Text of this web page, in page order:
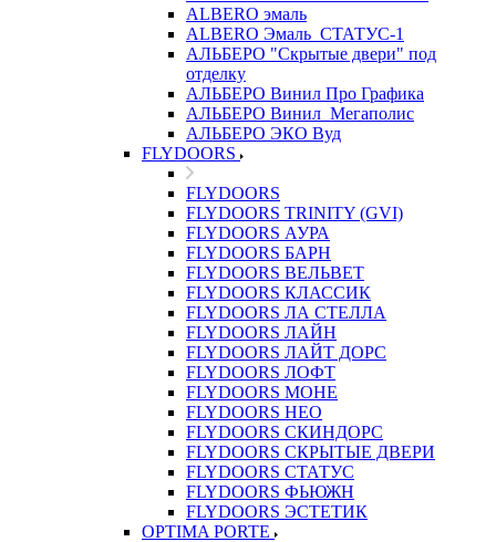
ALBERO эмаль
ALBERO Эмаль_СТАТУС-1
АЛЬБЕРО "Скрытые двери" под
отделку
АЛЬБЕРО Винил Про Графика
АЛЬБЕРО Винил_Мегаполис
АЛЬБЕРО ЭКО Вуд
FLYDOORS
FLYDOORS
FLYDOORS TRINITY (GVI)
FLYDOORS АУРА
FLYDOORS БАРН
FLYDOORS ВЕЛЬВЕТ
FLYDOORS КЛАССИК
FLYDOORS ЛА СТЕЛЛА
FLYDOORS ЛАЙН
FLYDOORS ЛАЙТ ДОРС
FLYDOORS ЛОФТ
FLYDOORS МОНЕ
FLYDOORS НЕО
FLYDOORS СКИНДОРС
FLYDOORS СКРЫТЫЕ ДВЕРИ
FLYDOORS СТАТУС
FLYDOORS ФЬЮЖН
FLYDOORS ЭСТЕТИК
OPTIMA PORTE